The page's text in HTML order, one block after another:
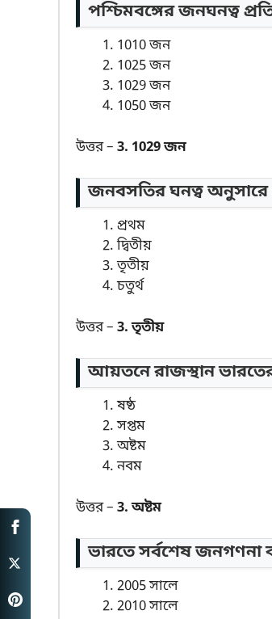
পশ্চিমবঙ্গের জনঘনত্ব
1010 জন
1025 জন
1029 জন
1050 জন
উত্তর – 3. 1029 জন
জনবসতির ঘনত্ব অনুসারে
প্রথম
দ্বিতীয়
তৃতীয়
চতুর্থ
উত্তর – 3. তৃতীয়
আয়তনে রাজস্থান
ষষ্ঠ
সপ্তম
অষ্টম
নবম
উত্তর – 3. অষ্টম
ভারতে সর্বশেষ জনগণনা
2005 সালে
2010 সালে